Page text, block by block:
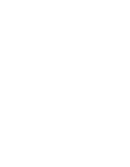
dan minyak goreng, dapat disimpulkan bahwa keduanya memiliki karakteristik dan manfaat yang
zaitun, bunga matahari, dan
demi menjaga